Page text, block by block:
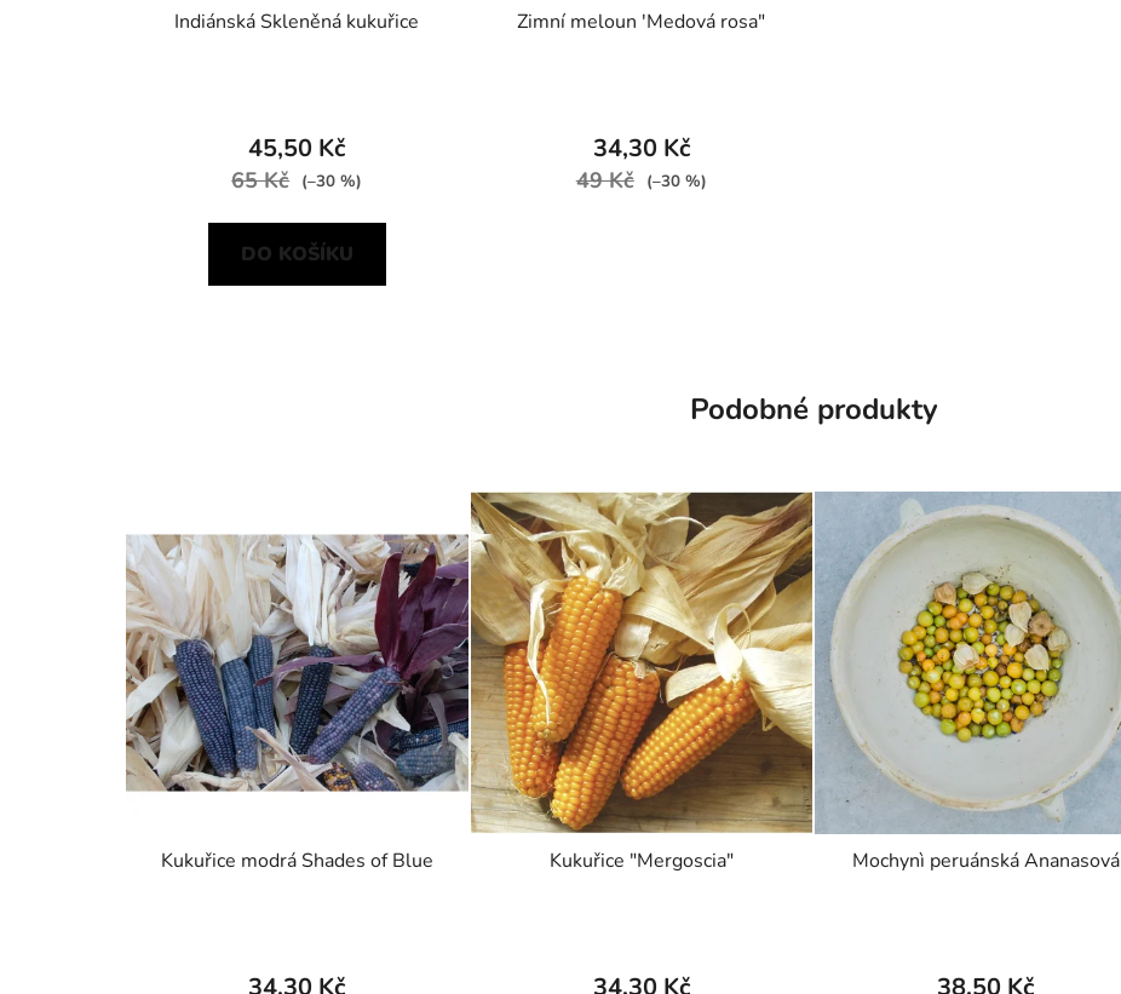
Indiánská Skleněná kukuřice
45,50 Kč
65 Kč (–30 %)
DO KOŠÍKU
Zimní meloun 'Medová rosa"
34,30 Kč
49 Kč (–30 %)
Podobné produkty
Kukuřice modrá Shades of Blue
34,30 Kč
Kukuřice "Mergoscia"
34,30 Kč
Mochynì peruánská Ananasová
38,50 Kč